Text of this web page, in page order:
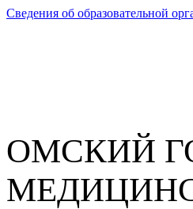
Сведения об образовательной
ОМСКИЙ